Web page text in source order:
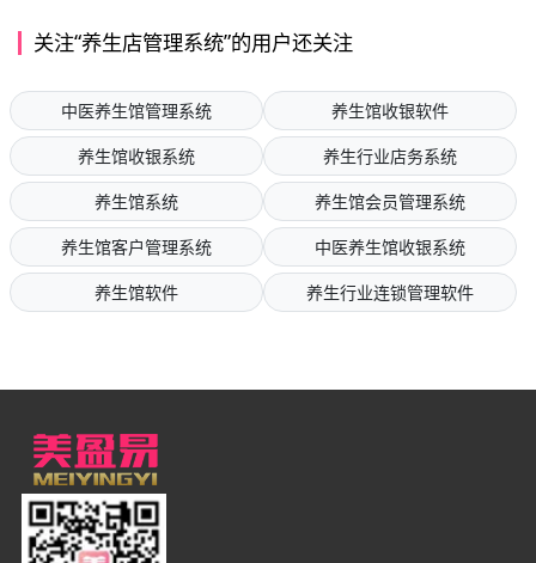
关注“养生店管理系统”的用户还关注
中医养生馆管理系统
养生馆收银软件
养生馆收银系统
养生行业店务系统
养生馆系统
养生馆会员管理系统
养生馆客户管理系统
中医养生馆收银系统
养生馆软件
养生行业连锁管理软件